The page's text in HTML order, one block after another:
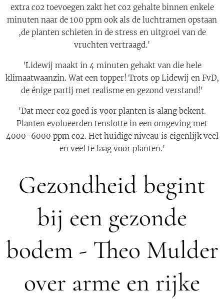
extra co2 toevoegen zakt het co2 gehalte binnen enkele
minuten naar de 100 ppm ook als de luchtramen opstaan
,de planten schieten in de stress en uitgroei van de
vruchten vertraagd.'
'Lidewij maakt in 4 minuten gehakt van die hele
klimaatwaanzin. Wat een topper! Trots op Lidewij en FvD,
de énige partij met realisme en gezond verstand!'
'Dat meer co2 goed is voor planten is alang bekent.
Planten evolueerden tenslotte in een omgeving met
4000-6000 ppm co2. Het huidige niveau is eigenlijk veel
en veel te laag voor planten.'
Gezondheid begint
bij een gezonde
bodem - Theo Mulder
over arme en rijke